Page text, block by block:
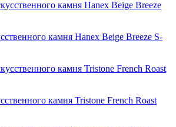
камня Hanex Beige Breeze S-
камня Tristone French Roast